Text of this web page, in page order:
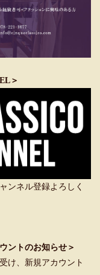
＞
ンネル登録よろしく
ントのお知らせ＞
け、新規アカウント